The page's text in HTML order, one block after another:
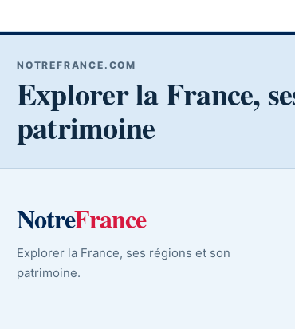
NOTREFRANCE.COM
Explorer la France,
patrimoine
NotreFrance
Explorer la France, ses régions et son
patrimoine.